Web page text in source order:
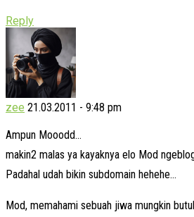
Reply
zee 21.03.2011 - 9:48 pm
Ampun Mooodd…
makin2 malas ya kayaknya elo Mod
Padahal udah bikin subdomain hehehe…
Mod, memahami sebuah jiwa mungkin